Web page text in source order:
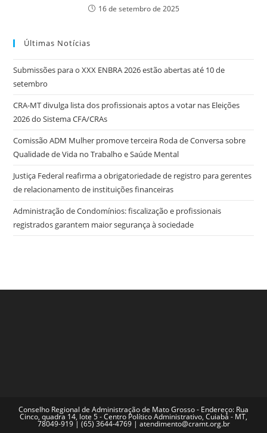
16 de setembro de 2025
Últimas Notícias
Submissões para o XXX ENBRA 2026 estão abertas até 10 de
setembro
CRA-MT divulga lista dos profissionais aptos a votar nas Eleições
2026 do Sistema CFA/CRAs
Comissão ADM Mulher promove terceira Roda de Conversa sobre
Qualidade de Vida no Trabalho e Saúde Mental
Justiça Federal reafirma a obrigatoriedade de registro para gerentes
de relacionamento de instituições financeiras
Administração de Condomínios: fiscalização e profissionais
registrados garantem maior segurança à sociedade
Conselho Regional de Administração de Mato Grosso - Endereço: Rua
Cinco, quadra 14, lote 5 - Centro Político Administrativo, Cuiabá - MT,
78049-919 | (65) 3644-4769 | atendimento@cramt.org.br